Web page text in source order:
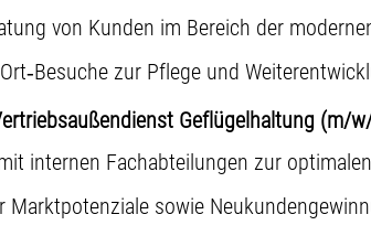
von Kunden im Bereich der
zur Pflege und
Geflügelhaltung (m/
internen Fachabteilungen zur
Marktpotenziale sowie